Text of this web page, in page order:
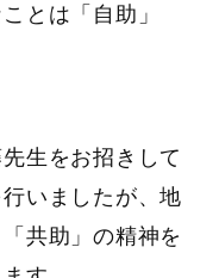
とは「自助」
生をお招きして
いましたが、地
共助」の精神を